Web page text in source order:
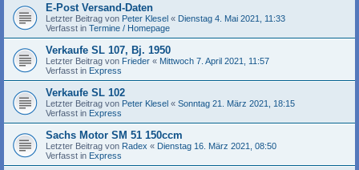
E-Post Versand-Daten
Letzter Beitrag von Peter Klesel « Dienstag 4. Mai 2021, 11:33
Verfasst in Termine / Homepage
Verkaufe SL 107, Bj. 1950
Letzter Beitrag von Frieder « Mittwoch 7. April 2021, 11:57
Verfasst in Express
Verkaufe SL 102
Letzter Beitrag von Peter Klesel « Sonntag 21. März 2021, 18:15
Verfasst in Express
Sachs Motor SM 51 150ccm
Letzter Beitrag von Radex « Dienstag 16. März 2021, 08:50
Verfasst in Express